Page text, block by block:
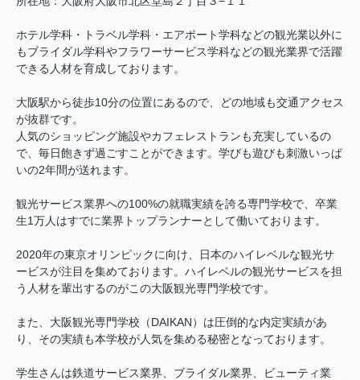
ホテル学科・トラベル学科・エアポート学科などの観光業以外に
もブライダル学科やフラワーサービス学科などの観光業界で活躍
できる人材を育成しております。
大阪駅から徒歩10分の位置にあるので、どの地域も交通アクセス
が抜群です。
人気のショッピング施設やカフェレストランも充実しているの
で、毎日飽きず過ごすことができます。学びも遊びも刺激いっぱ
いの2年間が送れます。
観光サービス業界への100%の就職実績を誇る専門学校で、卒業
生1万人はすでに業界トップランナーとして働いております。
2020年の東京オリンピックに向け、日本のハイレベルな観光サ
ービスが注目を集めております。ハイレベルの観光サービスを担
う人材を輩出するのがこの大阪観光専門学校です。
また、大阪観光専門学校（DAIKAN）は圧倒的な内定実績があ
り、その実績も本学校が人気を集める秘密となっております。
学生さんは鉄道サービス業界、ブライダル業界、ビューティ業